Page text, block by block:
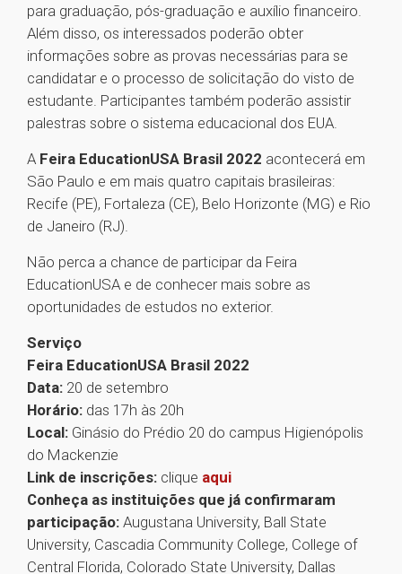
para graduação, pós-graduação e auxílio financeiro.
Além disso, os interessados poderão obter
informações sobre as provas necessárias para se
candidatar e o processo de solicitação do visto de
estudante. Participantes também poderão assistir
palestras sobre o sistema educacional dos EUA.
A Feira EducationUSA Brasil 2022 acontecerá em
São Paulo e em mais quatro capitais brasileiras:
Recife (PE), Fortaleza (CE), Belo Horizonte (MG) e Rio
de Janeiro (RJ).
Não perca a chance de participar da Feira
EducationUSA e de conhecer mais sobre as
oportunidades de estudos no exterior.
Serviço
Feira EducationUSA Brasil 2022
Data: 20 de setembro
Horário: das 17h às 20h
Local: Ginásio do Prédio 20 do campus Higienópolis
do Mackenzie
Link de inscrições: clique aqui
Conheça as instituições que já confirmaram
participação: Augustana University, Ball State
University, Cascadia Community College, College of
Central Florida, Colorado State University, Dallas